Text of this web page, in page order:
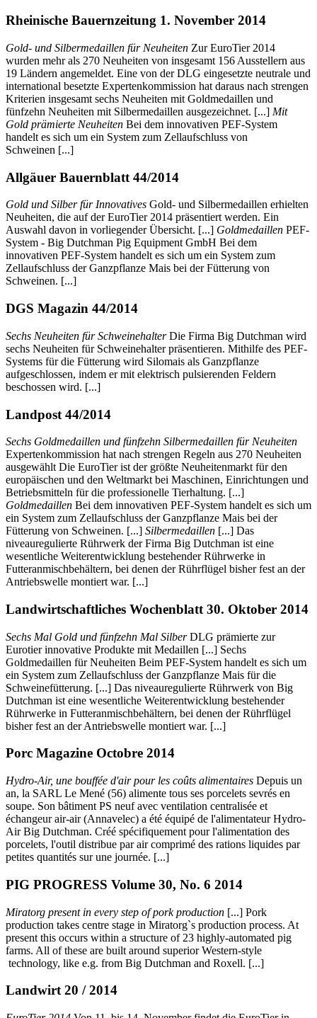
Rheinische Bauernzeitung 1. November 2014
Gold- und Silbermedaillen für Neuheiten Zur EuroTier 2014
wurden mehr als 270 Neuheiten von insgesamt 156 Ausstellern aus
19 Ländern angemeldet. Eine von der DLG eingesetzte neutrale und
international besetzte Expertenkommission hat daraus nach strengen
Kriterien insgesamt sechs Neuheiten mit Goldmedaillen und
fünfzehn Neuheiten mit Silbermedaillen ausgezeichnet. [...] Mit
Gold prämierte Neuheiten Bei dem innovativen PEF-System
handelt es sich um ein System zum Zellaufschluss von
Schweinen [...]
Allgäuer Bauernblatt 44/2014
Gold und Silber für Innovatives Gold- und Silbermedaillen erhielten
Neuheiten, die auf der EuroTier 2014 präsentiert werden. Ein
Auswahl davon in vorliegender Übersicht. [...] Goldmedaillen PEF-
System - Big Dutchman Pig Equipment GmbH Bei dem
innovativen PEF-System handelt es sich um ein System zum
Zellaufschluss der Ganzpflanze Mais bei der Fütterung von
Schweinen. [...]
DGS Magazin 44/2014
Sechs Neuheiten für SchweinehalterDie Firma Big Dutchman wird
sechs Neuheiten für Schweinehalter präsentieren. Mithilfe des PEF-
Systems für die Fütterung wird Silomais als Ganzpflanze
aufgeschlossen, indem er mit elektrisch pulsierenden Feldern
beschossen wird. [...]
Landpost 44/2014
Sechs Goldmedaillen und fünfzehn Silbermedaillen für Neuheiten
Expertenkommission hat nach strengen Regeln aus 270 Neuheiten
ausgewählt Die EuroTier ist der größte Neuheitenmarkt für den
europäischen und den Weltmarkt bei Maschinen, Einrichtungen und
Betriebsmitteln für die professionelle Tierhaltung. [...]
Goldmedaillen Bei dem innovativen PEF-System handelt es sich um
ein System zum Zellaufschluss der Ganzpflanze Mais bei der
Fütterung von Schweinen. [...] Silbermedaillen [...] Das
niveauregulierte Rührwerk der Firma Big Dutchman ist eine
wesentliche Weiterentwicklung bestehender Rührwerke in
Futteranmischbehältern, bei denen der Rührflügel bisher fest an der
Antriebswelle montiert war. [...]
Landwirtschaftliches Wochenblatt 30. Oktober 2014
Sechs Mal Gold und fünfzehn Mal SilberDLG prämierte zur
Eurotier innovative Produkte mit Medaillen [...] Sechs
Goldmedaillen für Neuheiten Beim PEF-System handelt es sich um
ein System zum Zellaufschluss der Ganzpflanze Mais für die
Schweinefütterung. [...] Das niveauregulierte Rührwerk von Big
Dutchman ist eine wesentliche Weiterentwicklung bestehender
Rührwerke in Futteranmischbehältern, bei denen der Rührflügel
bisher fest an der Antriebswelle montiert war. [...]
Porc Magazine Octobre 2014
Hydro-Air, une bouffée d'air pour les coûts alimentaires Depuis un
an, la SARL Le Mené (56) alimente tous ses porcelets sevrés en
soupe. Son bâtiment PS neuf avec ventilation centralisée et
échangeur air-air (Annavelec) a été équipé de l'alimentateur Hydro-
Air Big Dutchman. Créé spécifiquement pour l'alimentation des
porcelets, l'outil distribue par air comprimé des rations liquides par
petites quantités sur une journée. [...]
PIG PROGRESS Volume 30, No. 6 2014
Miratorg present in every step of pork production [...] Pork
production takes centre stage in Miratorg`s production process. At
present this occurs within a structure of 23 highly-automated pig
farms. All of these are built around superior Western-style
technology, like e.g. from Big Dutchman and Roxell. [...]
Landwirt 20 / 2014